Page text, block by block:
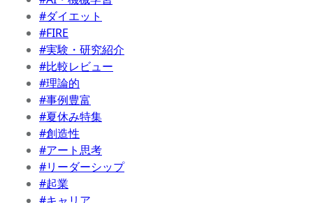
#ダイエット
#FIRE
#実験・研究紹介
#比較レビュー
#理論的
#事例豊富
#夏休み特集
#創造性
#アート思考
#リーダーシップ
#起業